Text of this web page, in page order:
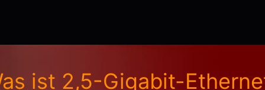
ist 2,5-Gigabit-